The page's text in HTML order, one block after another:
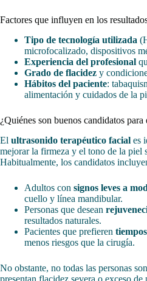
Factores que influyen en los
Tipo de tecnología utilizada
microfocalizado, dispositivos
Experiencia del profesional
Grado de flacidez y
Hábitos del paciente:
alimentación y cuidados de la
¿Quiénes son buenos candidatos para
El ultrasonido terapéutico facial es
mejorar la firmeza y el tono de la piel
Habitualmente, los candidatos
Adultos con signos leves a
cuello y línea mandibular.
Personas que desean
resultados naturales.
Pacientes que prefieren
menos riesgos que la cirugía.
No obstante, no todas las personas
presentan flacidez severa o exceso